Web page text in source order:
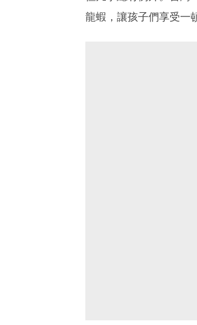
龍蝦，讓孩子們享受一